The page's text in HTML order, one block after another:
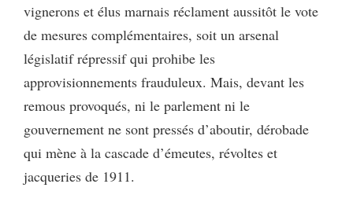
vignerons et élus marnais réclament aussitôt le vote
de mesures complémentaires, soit un arsenal
législatif répressif qui prohibe les
approvisionnements frauduleux. Mais, devant les
remous provoqués, ni le parlement ni le
gouvernement ne sont pressés d’aboutir, dérobade
qui mène à la cascade d’émeutes, révoltes et
jacqueries de 1911.